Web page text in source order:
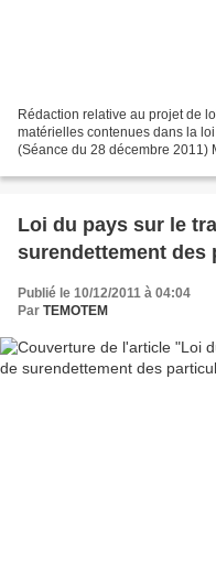
Rédaction relative au projet de
matérielles contenues dans la
(Séance du 28 décembre 2011)
Loi du pays sur le
surendettement des
Publié le 10/12/2011 à 04:04
Par TEMOTEM